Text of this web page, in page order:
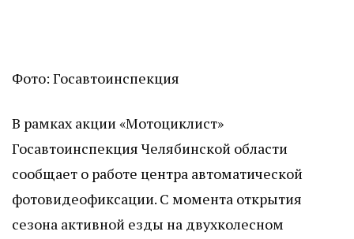
Фото: Госавтоинспекция
В рамках акции «Мотоциклист»
Госавтоинспекция Челябинской области
сообщает о работе центра автоматической
фотовидеофиксации. С момента открытия
сезона активной езды на двухколесном